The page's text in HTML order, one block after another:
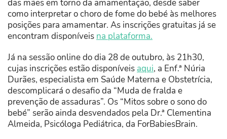
das mães em torno da amamentação, desde saber
como interpretar o choro de fome do bebé às melhores
posições para amamentar. As inscrições gratuitas já se
encontram disponíveis na plataforma.
Já na sessão online do dia 28 de outubro, às 21h30,
cujas inscrições estão disponíveis aqui, a Enf.ª Núria
Durães, especialista em Saúde Materna e Obstetrícia,
descomplicará o desafio da “Muda de fralda e
prevenção de assaduras”. Os “Mitos sobre o sono do
bebé” serão ainda desvendados pela Dr.ª Clementina
Almeida, Psicóloga Pediátrica, da ForBabiesBrain.